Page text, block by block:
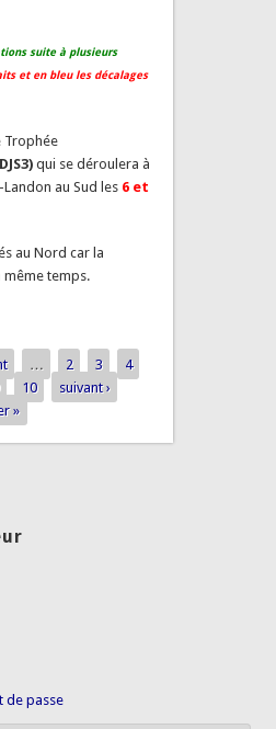
suite à plusieurs
et en bleu les décalages
Trophée
qui se déroulera à
au Sud les 6 et
au Nord car la
temps.
- 6-7 fév. 2016 - Mouroux et
… 2 3
4
10
suivant ›
»
de passe